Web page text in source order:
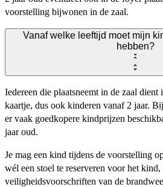
voorstelling bijwonen in de zaal.
Vanaf welke leeftijd moet mijn
hebben?
Iedereen die plaatsneemt in de zaal
kaartje, dus ook kinderen vanaf 2 jaar.
er vaak goedkopere kindprijzen
jaar oud.
Je mag een kind tijdens de voorstelling
wél een stoel te reserveren voor het
veiligheidsvoorschriften van de